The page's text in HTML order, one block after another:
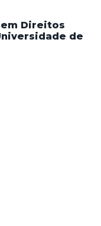
Direitos
de